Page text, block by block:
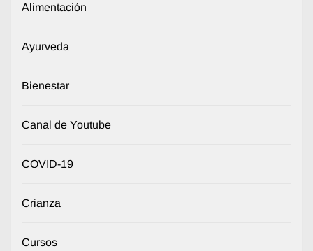
Alimentación
Ayurveda
Bienestar
Canal de Youtube
COVID-19
Crianza
Cursos